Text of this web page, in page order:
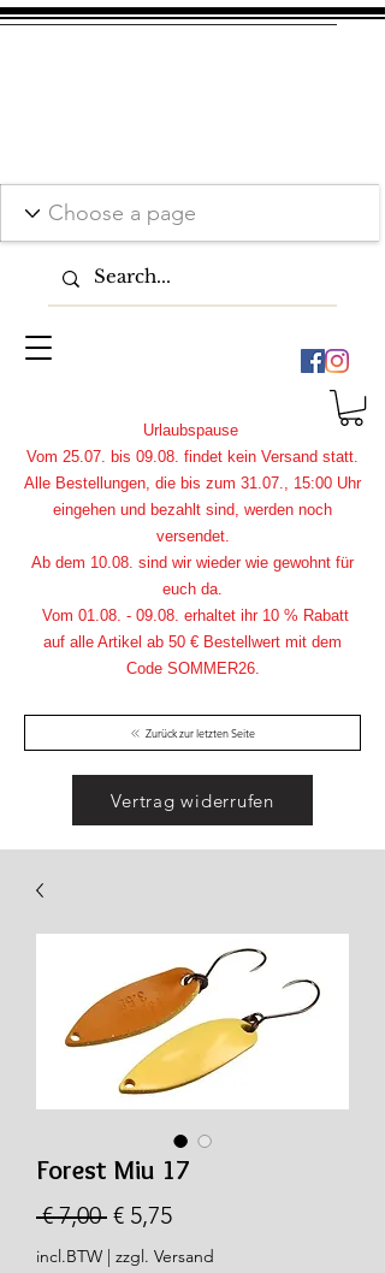
Zurück zur letzten Seite
Urlaubspause
Vom 25.07. bis 09.08. findet kein Versand statt.
Alle Bestellungen, die bis zum 31.07., 15:00 Uhr
eingehen und bezahlt sind, werden noch
versendet.
Ab dem 10.08. sind wir wieder wie gewohnt für
euch da.
Vom 01.08. - 09.08. erhaltet ihr 10 % Rabatt
auf alle Artikel ab 50 € Bestellwert mit dem
Code SOMMER26.
Vertrag widerrufen
Forest Miu 17
€ 7,00 Normale
prijs
€ 5,75Verkoopprijs
incl.BTW | zzgl. Versand